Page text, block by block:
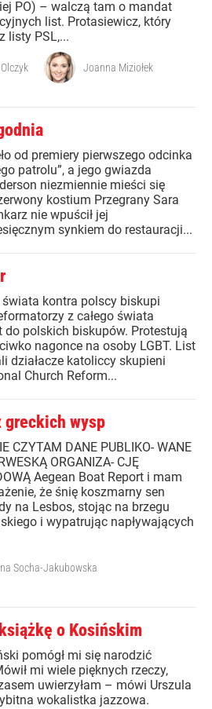
PO) – walczą tam o mandat
list. Protasiewicz, który
listy PSL,...
Joanna Miziołek
od premiery pierwszego odcinka
patrolu”, a jego gwiazda
niezmiennie mieści się
kostium Przegrany Sara
nie wpuścił jej
synkiem do restauracji...
kontra polscy biskupi
z całego świata
do polskich biskupów. Protestują
nagonce na osoby LGBT. List
działacze katoliccy skupieni
Church Reform...
greckich wysp
CZYTAM DANE PUBLIKO- WANE
ORGANIZA- CJĘ
Aegean Boat Report i mam
że śnię koszmarny sen
na Lesbos, stojąc na brzegu
i wypatrując napływających
Socha-Jakubowska
o Kosińskim
pomógł mi się narodzić
mi wiele pięknych rzeczy,
uwierzyłam – mówi Urszula
wokalistka jazzowa.